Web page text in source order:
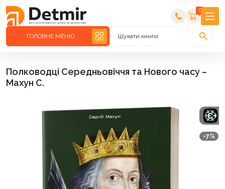
0
ГОЛОВНЕ МЕНЮ Шукати книги
Полководці Середньовіччя та Нового часу –
Махун С.
-7%